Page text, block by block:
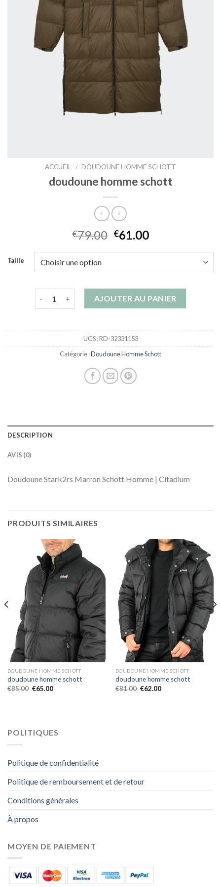
ACCUEIL / DOUDOUNE HOMME SCHOTT
doudoune homme schott
€79.00 €61.00
Taille
quantité de doudoune homme schott
AJOUTER AU PANIER
UGS :RD-32331153
Catégorie :Doudoune Homme Schott
DESCRIPTION
AVIS (0)
Doudoune Stark2rs Marron Schott Homme | Citadium
PRODUITS SIMILAIRES
DOUDOUNE HOMME SCHOTT
doudoune homme schott
€85.00 €65.00
DOUDOUNE HOMME SCHOTT
doudoune homme schott
€81.00 €62.00
POLITIQUES
Politique de confidentialité
Politique de remboursement et de retour
Conditions générales
À propos
MOYEN DE PAIEMENT